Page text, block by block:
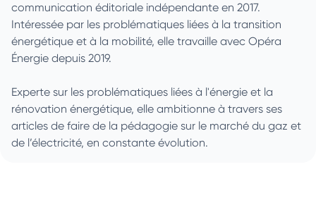
communication éditoriale indépendante en 2017.
Intéressée par les problématiques liées à la transition
énergétique et à la mobilité, elle travaille avec Opéra
Énergie depuis 2019.
Experte sur les problématiques liées à l'énergie et la
rénovation énergétique, elle ambitionne à travers ses
articles de faire de la pédagogie sur le marché du gaz et
de l’électricité, en constante évolution.